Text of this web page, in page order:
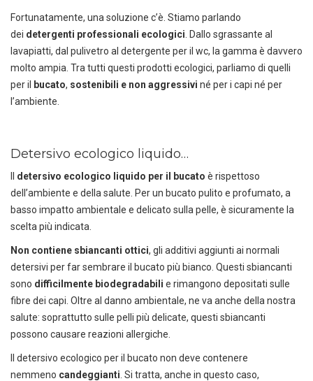
Fortunatamente, una soluzione c’è. Stiamo parlando
dei detergenti professionali ecologici . Dallo sgrassante al
lavapiatti, dal pulivetro al detergente per il wc, la gamma è davvero
molto ampia. Tra tutti questi prodotti ecologici, parliamo di quelli
per il bucato, sostenibili e non aggressivi né per i capi né per
l’ambiente.
Detersivo ecologico liquido…
Il detersivo ecologico liquido per il bucato è rispettoso
dell’ambiente e della salute. Per un bucato pulito e profumato, a
basso impatto ambientale e delicato sulla pelle, è sicuramente la
scelta più indicata.
Non contiene sbiancanti ottici, gli additivi aggiunti ai normali
detersivi per far sembrare il bucato più bianco. Questi sbiancanti
sono difficilmente biodegradabili e rimangono depositati sulle
fibre dei capi. Oltre al danno ambientale, ne va anche della nostra
salute: soprattutto sulle pelli più delicate, questi sbiancanti
possono causare reazioni allergiche.
Il detersivo ecologico per il bucato non deve contenere
nemmeno candeggianti . Si tratta, anche in questo caso,